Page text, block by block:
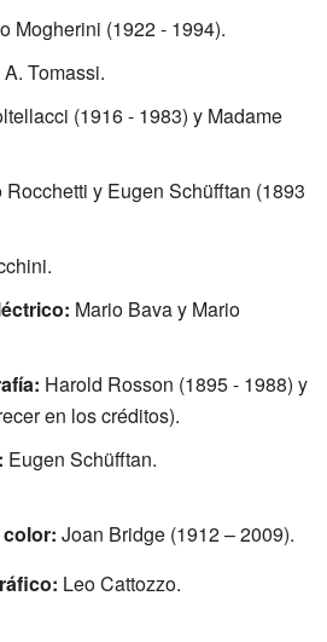
Mogherini (1922 - 1994).
Tomassi.
(1916 - 1983) y Madame
Rocchetti y Eugen Schüfftan (1893
Mario Bava y Mario
Harold Rosson (1895 - 1988) y
en los créditos).
Eugen Schüfftan.
Joan Bridge (1912 – 2009).
Leo Cattozzo.